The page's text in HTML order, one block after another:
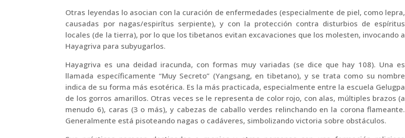
Otras leyendas lo asocian con la curación de enfermedades (especialmente de piel, como lepra,
causadas por nagas/espirítus serpiente), y con la protección contra disturbios de espíritus
locales (de la tierra), por lo que los tibetanos evitan excavaciones que los molesten, invocando a
Hayagriva para subyugarlos.
Hayagriva es una deidad iracunda, con formas muy variadas (se dice que hay 108). Una es
llamada específicamente “Muy Secreto” (Yangsang, en tibetano), y se trata como su nombre
indica de su forma más esotérica. Es la más practicada, especialmente entre la escuela Gelugpa
de los gorros amarillos. Otras veces se le representa de color rojo, con alas, múltiples brazos (a
menudo 6), caras (3 o más), y cabezas de caballo verdes relinchando en la corona flameante.
Generalmente está pisoteando nagas o cadáveres, simbolizando victoria sobre obstáculos.